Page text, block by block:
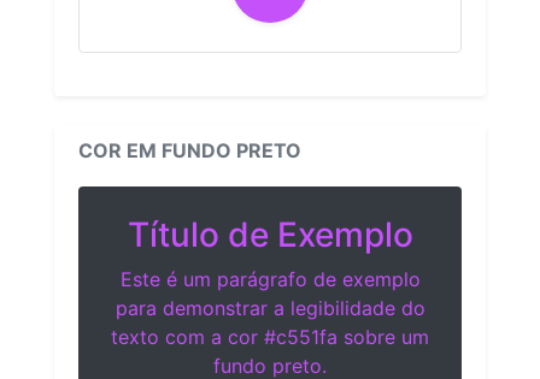
COR EM FUNDO PRETO
Título de Exemplo
Este é um parágrafo de exemplo
para demonstrar a legibilidade do
texto com a cor #c551fa sobre um
fundo preto.